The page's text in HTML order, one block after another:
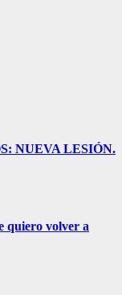
NUEVA LESIÓN.
quiero volver a